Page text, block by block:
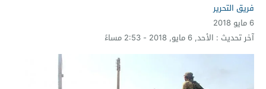
فريق التحرير
6 مايو 2018
آخر تحديث : الأحد, 6 مايو, 2018 - 2:53 مساءً